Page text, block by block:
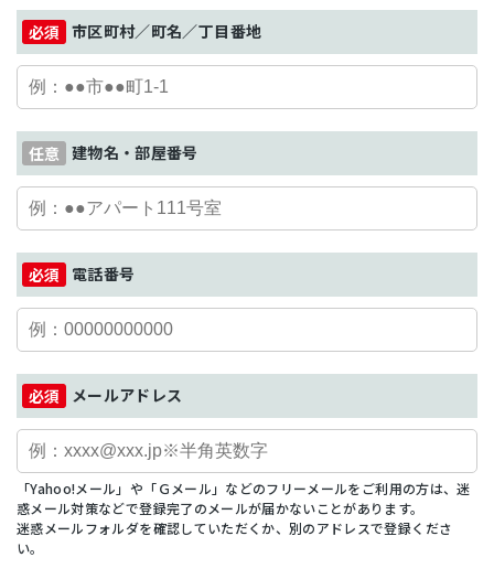
市区町村／町名／丁目番地
建物名・部屋番号
電話番号
メールアドレス
「Yahoo!メール」や「Ｇメール」などのフリーメールをご利用の方は、迷
惑メール対策などで登録完了のメールが届かないことがあります。
迷惑メールフォルダを確認していただくか、別のアドレスで登録くださ
い。